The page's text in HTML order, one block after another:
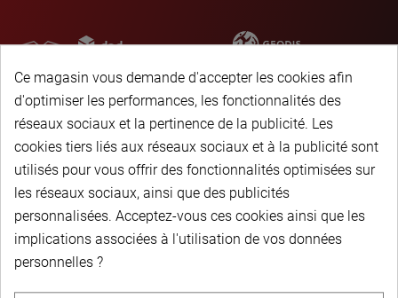
Newsletter
Ce magasin vous demande d'accepter les cookies afin
d'optimiser les performances, les fonctionnalités des
réseaux sociaux et la pertinence de la publicité. Les
cookies tiers liés aux réseaux sociaux et à la publicité sont
utilisés pour vous offrir des fonctionnalités optimisées sur
les réseaux sociaux, ainsi que des publicités
personnalisées. Acceptez-vous ces cookies ainsi que les
implications associées à l'utilisation de vos données
personnelles ?